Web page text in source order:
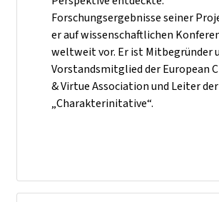
Forschungsergebnisse seiner
er auf wissenschaftlichen
weltweit vor. Er ist Mitbegründer
Vorstandsmitglied der European
& Virtue Association und Leiter der
„Charakterinitative“.